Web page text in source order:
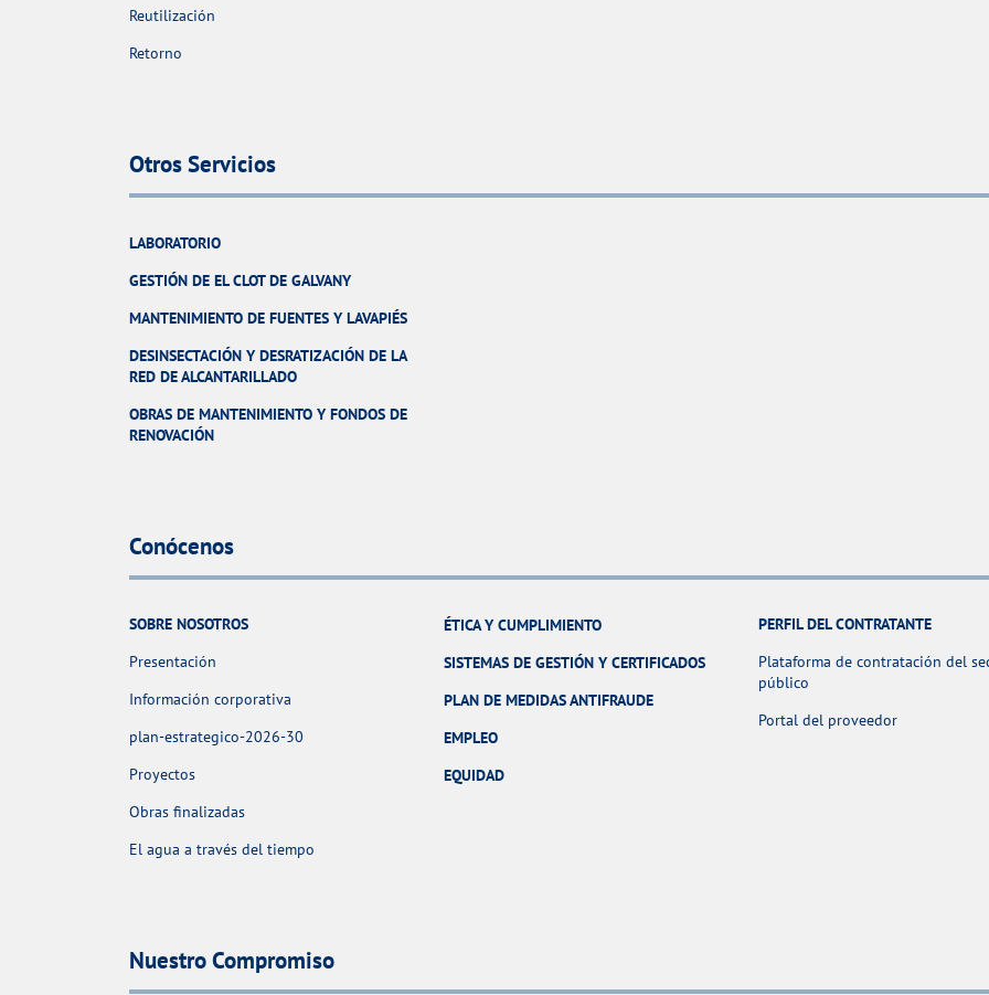
Reutilización
Retorno
Otros Servicios
LABORATORIO
GESTIÓN DE EL CLOT DE GALVANY
MANTENIMIENTO DE FUENTES Y LAVAPIÉS
DESINSECTACIÓN Y DESRATIZACIÓN DE LA
RED DE ALCANTARILLADO
OBRAS DE MANTENIMIENTO Y FONDOS DE
RENOVACIÓN
Conócenos
SOBRE NOSOTROS
Presentación
Información corporativa
plan-estrategico-2026-30
Proyectos
Obras finalizadas
El agua a través del tiempo
ÉTICA Y CUMPLIMIENTO
SISTEMAS DE GESTIÓN Y CERTIFICADOS
PLAN DE MEDIDAS ANTIFRAUDE
EMPLEO
EQUIDAD
PERFIL DEL CONTRATANTE
Plataforma de contratación del
público
Portal del proveedor
Nuestro Compromiso